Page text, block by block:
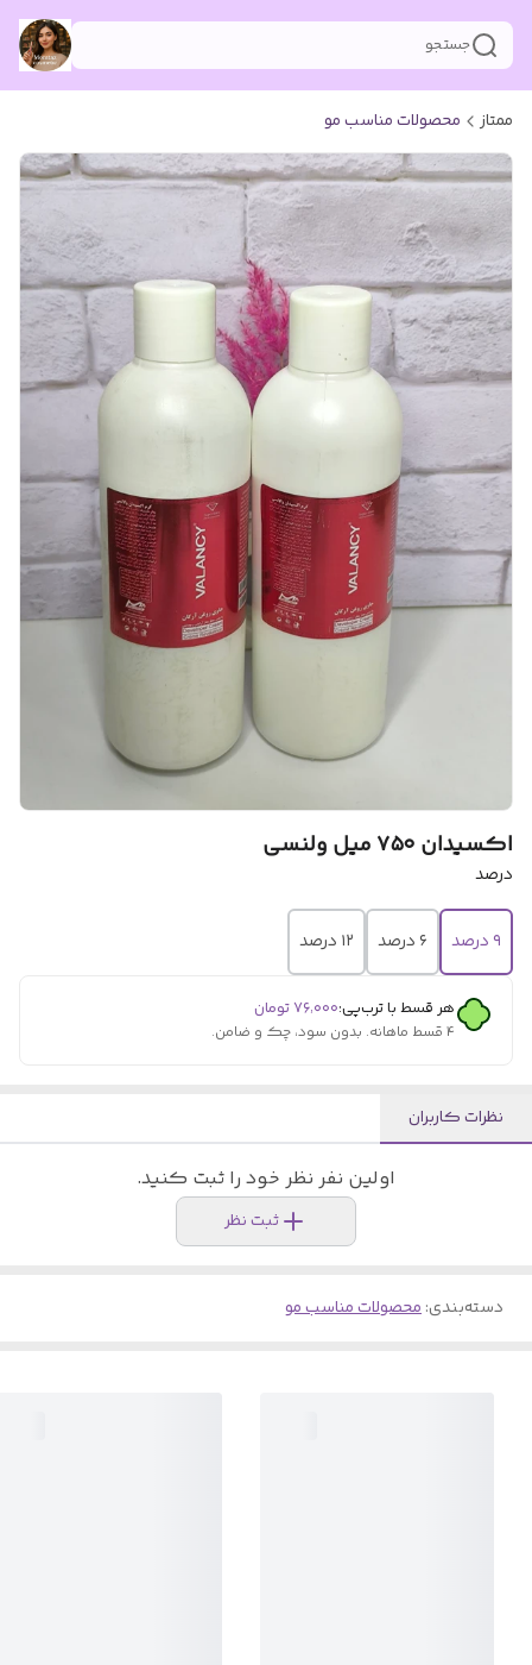
جستجو
ممتاز محصولات مناسب مو
اکسیدان ۷۵۰ میل ولنسی
درصد
۹ درصد ۶ درصد ۱۲ درصد
هر قسط با ترب‌پی:۷۶٬۰۰۰تومان
۴ قسط ماهانه. بدون سود، چک و ضامن.
نظرات کاربران
اولین نفر نظر خود را ثبت کنید.
ثبت نظر
دسته‌بندی:محصولات مناسب مو